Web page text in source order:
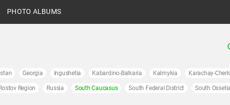
PHOTO ALBUMS
Georgia Ingushetia Kabardino-Balkaria Kalmykia Karachay-
Rostov Region Russia South Caucasus South Federal District South Ossetia